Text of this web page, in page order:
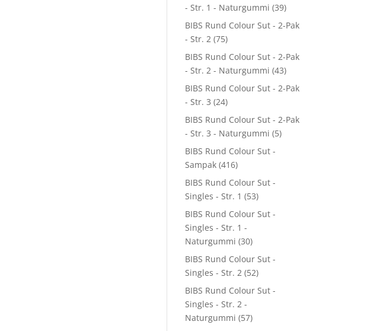
- Str. 1 - Naturgummi (39)
BIBS Rund Colour Sut - 2-Pak
- Str. 2 (75)
BIBS Rund Colour Sut - 2-Pak
- Str. 2 - Naturgummi (43)
BIBS Rund Colour Sut - 2-Pak
- Str. 3 (24)
BIBS Rund Colour Sut - 2-Pak
- Str. 3 - Naturgummi (5)
BIBS Rund Colour Sut -
Sampak (416)
BIBS Rund Colour Sut -
Singles - Str. 1 (53)
BIBS Rund Colour Sut -
Singles - Str. 1 -
Naturgummi (30)
BIBS Rund Colour Sut -
Singles - Str. 2 (52)
BIBS Rund Colour Sut -
Singles - Str. 2 -
Naturgummi (57)